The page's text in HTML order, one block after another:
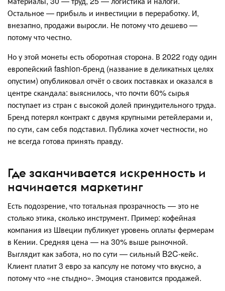
Остальное — прибыль и инвестиции в переработку. И,
внезапно, продажи выросли. Не потому что дешево —
потому что честно.
Но у этой монеты есть оборотная сторона. В 2022 году один
европейский fashion-бренд (название в деликатных целях
опустим) опубликовал отчёт о своих поставках и оказался в
центре скандала: выяснилось, что почти 60% сырья
поступает из стран с высокой долей принудительного труда.
Бренд потерял контракт с двумя крупными ретейлерами и,
по сути, сам себя подставил. Публика хочет честности, но
не всегда готова принять правду.
Где заканчивается искренность и
начинается маркетинг
Есть подозрение, что тотальная прозрачность — это не
столько этика, сколько инструмент. Пример: кофейная
компания из Швеции публикует уровень оплаты фермерам
в Кении. Средняя цена — на 30% выше рыночной.
Выглядит как забота, но по сути — сильный B2C-кейс.
Клиент платит 3 евро за капсулу не потому что вкусно, а
потому что «не стыдно». Эмоция становится продажей.